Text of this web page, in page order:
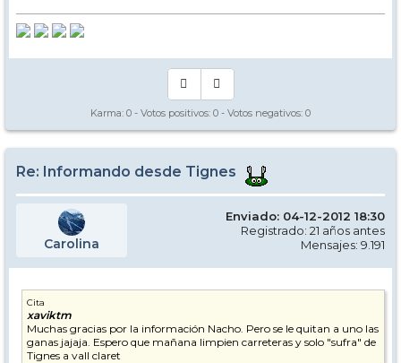
Karma: 0 - Votos positivos: 0 - Votos negativos: 0
Re: Informando desde Tignes
Carolina
Enviado: 04-12-2012 18:30
Registrado: 21 años antes
Mensajes: 9.191
Cita
xaviktm
Muchas gracias por la información Nacho. Pero se le quitan a uno las
ganas jajaja. Espero que mañana limpien carreteras y solo "sufra" de
Tignes a vall claret